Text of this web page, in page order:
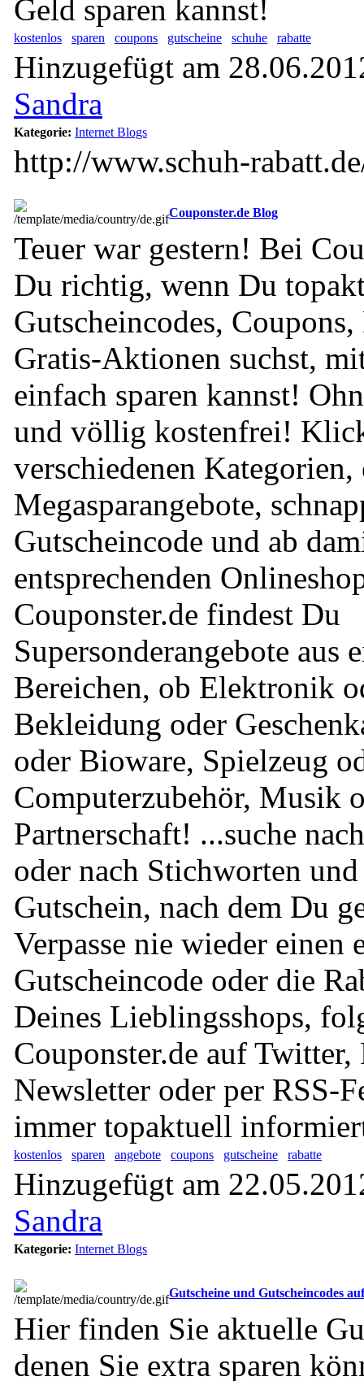
Geld sparen kannst!
kostenlos sparen coupons gutscheine schuhe rabatte
Hinzugefügt am
Sandra
Kategorie: Internet Blogs
http://www.schuh-
Couponster.de Blog
Teuer war gestern! Bei
Du richtig, wenn Du
Gutscheincodes,
Gratis-Aktionen suchst,
einfach sparen kannst!
und völlig kostenfrei!
verschiedenen Kategorien,
Megasparangebote,
Gutscheincode und ab
entsprechenden
Couponster.de findest Du
Supersonderangebote aus
Bereichen, ob Elektronik
Bekleidung oder
oder Bioware, Spielzeug
Computerzubehör, Musik
Partnerschaft! ...suche
oder nach Stichworten
Gutschein, nach dem Du
Verpasse nie wieder einen
Gutscheincode oder die
Deines Lieblingsshops,
Couponster.de auf Twitter,
Newsletter oder per RSS-
immer topaktuell
kostenlos sparen angebote coupons gutscheine rabatte
Hinzugefügt am
Sandra
Kategorie: Internet Blogs
Gutscheine und Gutscheincodes
Hier finden Sie aktuelle
denen Sie extra sparen